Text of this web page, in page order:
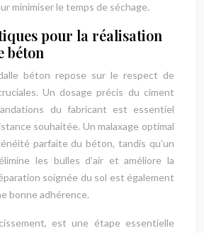
minimiser le temps de séchage.
pour la réalisation
béton
béton repose sur le respect de
Un dosage précis du ciment
du fabricant est essentiel
souhaitée. Un malaxage optimal
parfaite du béton, tandis qu’un
les bulles d’air et améliore la
soignée du sol est également
bonne adhérence.
est une étape essentielle